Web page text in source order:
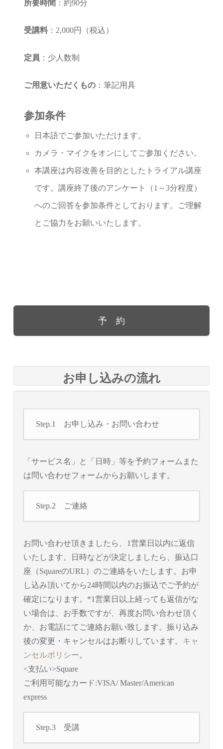
所要時間 ：約90分
受講料 ：2,000円（税込）
定員 ：少人数制
ご用意いただくもの ：筆記用具
参加条件
日本語でご参加いただけます。
カメラ・マイクをオンにしてご参加ください。
本講座は内容改善を目的としたトライアル講座
です。講座終了後のアンケート（1～3分程度）
へのご回答を参加条件としております。ご理解
とご協力をお願いいたします。
予 約
お申し込みの流れ
Step.1 お申し込み・お問い合わせ
「サービス名」と「日時」等を予約フォームまた
は問い合わせフォームからお願いします。
Step.2 ご連絡
お問い合わせ頂きましたら、1営業日以内に返信
いたします。日時などが決定しましたら、振込口
座（SquareのURL）のご連絡をいたします。お申
し込み頂いてから24時間以内のお振込でご予約が
確定になります。*1営業日以上経っても返信がな
い場合は、お手数ですが、再度お問い合わせ頂く
か、お電話にてご連絡お願い致します。振り込み
後の変更・キャンセルはお断りしています。 キャ
ンセルポリシー。
<支払い>Square
ご利用可能なカード:VISA/ Master/American
express
Step.3 受講